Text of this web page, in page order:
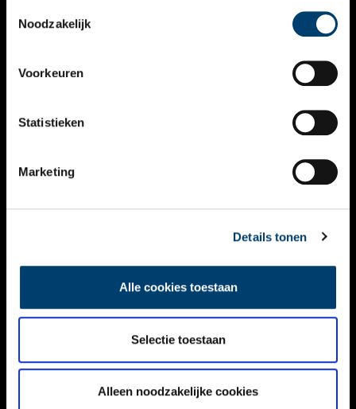
Noodzakelijk
Voorkeuren
Statistieken
Marketing
Details tonen
Alle cookies toestaan
Selectie toestaan
Alleen noodzakelijke cookies
ACTIVITEITEN
NIEUWSBRIEF
DISCLAIMER
TOEGANKELIJKHEID
Volg ONH op social media